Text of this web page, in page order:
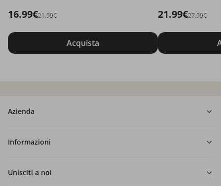
16.99€21.99€
Acquista
21.99€27.99€
Azienda
Informazioni
Unisciti a noi